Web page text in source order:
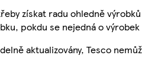
získat radu ohledně
pokdu se nejedná o výrobek
aktualizovány, Tesco